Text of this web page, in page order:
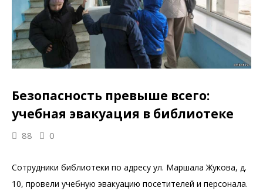
Безопасность превыше всего:
учебная эвакуация в библиотеке
88 0
Сотрудники библиотеки по адресу ул. Маршала Жукова, д.
10, провели учебную эвакуацию посетителей и персонала.